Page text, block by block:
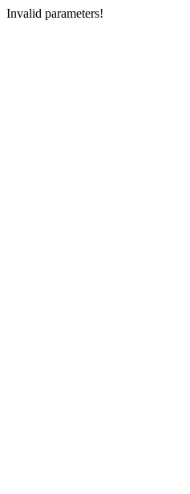
Invalid parameters!